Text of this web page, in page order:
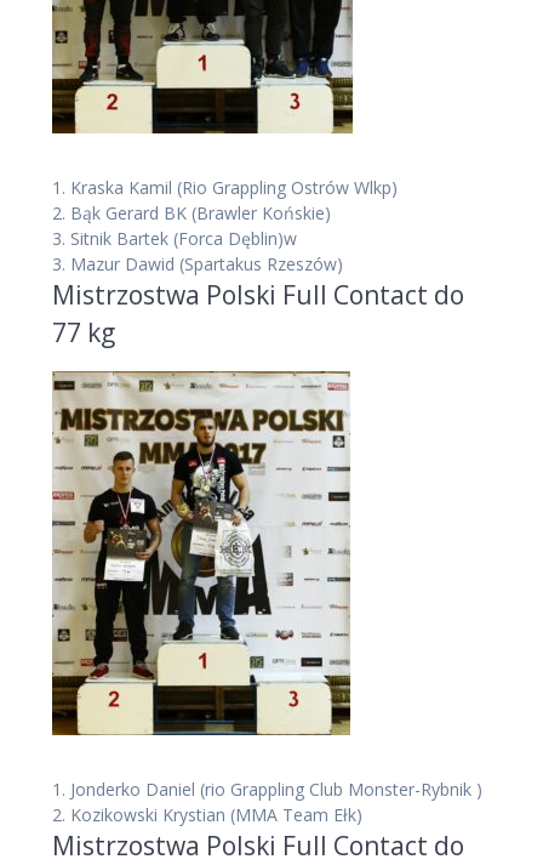
1. Kraska Kamil (Rio Grappling Ostrów Wlkp)
2. Bąk Gerard BK (Brawler Końskie)
3. Sitnik Bartek (Forca Dęblin)w
3. Mazur Dawid (Spartakus Rzeszów)
Mistrzostwa Polski Full Contact do
77 kg
1. Jonderko Daniel (rio Grappling Club Monster-Rybnik )
2. Kozikowski Krystian (MMA Team Ełk)
Mistrzostwa Polski Full Contact do